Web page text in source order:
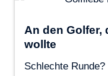
An den Golfer,
wollte
Schlechte